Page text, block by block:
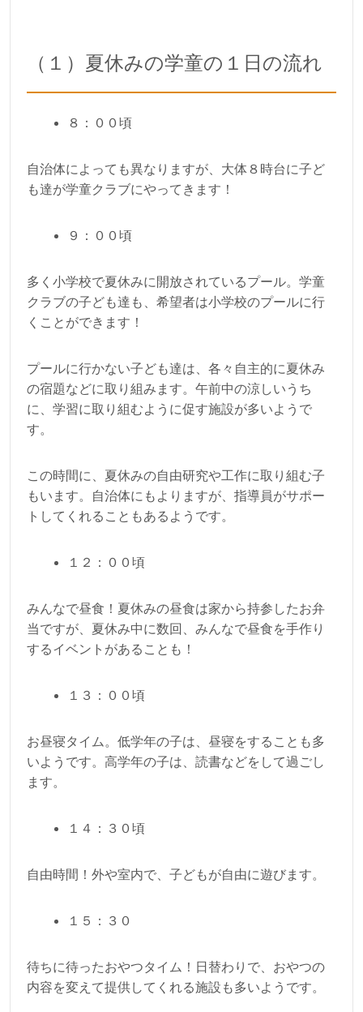
（１）夏休みの学童の１日の流れ
８：００頃
自治体によっても異なりますが、大体８時台に子ど
も達が学童クラブにやってきます！
９：００頃
多く小学校で夏休みに開放されているプール。学童
クラブの子ども達も、希望者は小学校のプールに行
くことができます！
プールに行かない子ども達は、各々自主的に夏休み
の宿題などに取り組みます。午前中の涼しいうち
に、学習に取り組むように促す施設が多いようで
す。
この時間に、夏休みの自由研究や工作に取り組む子
もいます。自治体にもよりますが、指導員がサポー
トしてくれることもあるようです。
１２：００頃
みんなで昼食！夏休みの昼食は家から持参したお弁
当ですが、夏休み中に数回、みんなで昼食を手作り
するイベントがあることも！
１３：００頃
お昼寝タイム。低学年の子は、昼寝をすることも多
いようです。高学年の子は、読書などをして過ごし
ます。
１４：３０頃
自由時間！外や室内で、子どもが自由に遊びます。
１５：３０
待ちに待ったおやつタイム！日替わりで、おやつの
内容を変えて提供してくれる施設も多いようです。